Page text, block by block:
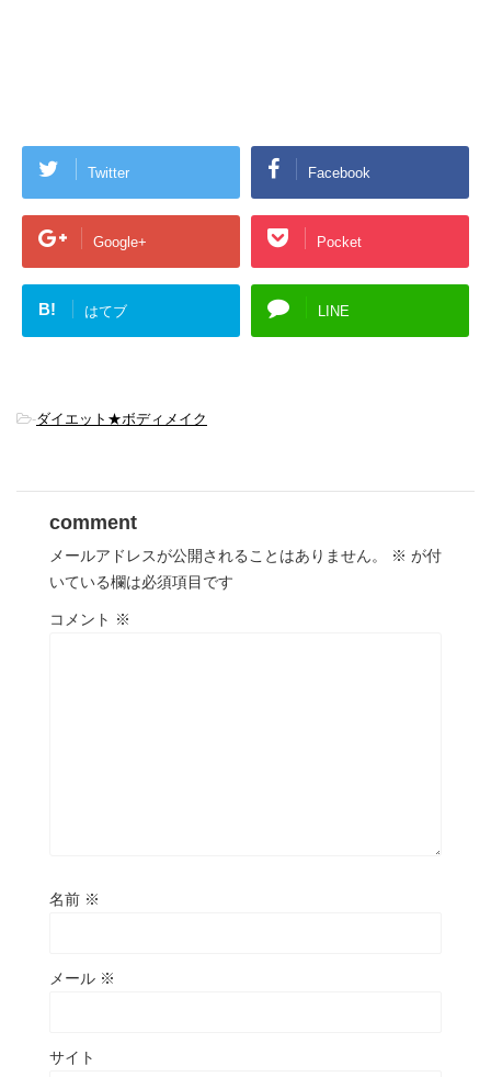
Twitter Facebook
Google+ Pocket
B! はてブ LINE
-ダイエット★ボディメイク
comment
メールアドレスが公開されることはありません。 ※ が付
いている欄は必須項目です
コメント ※
名前 ※
メール ※
サイト